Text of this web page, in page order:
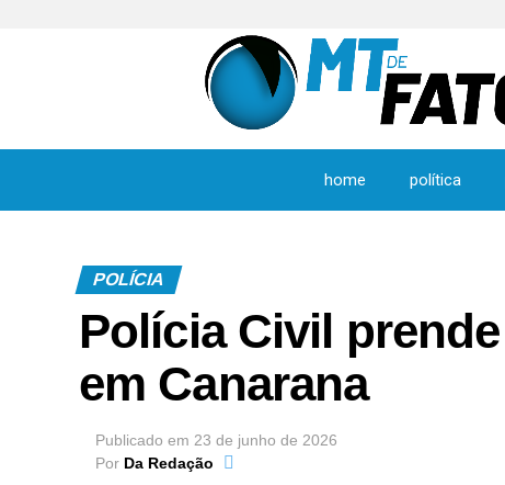
home política
POLÍCIA
Polícia Civil
em Canarana
Publicado em 23 de junho de 2026
Por Da Redação